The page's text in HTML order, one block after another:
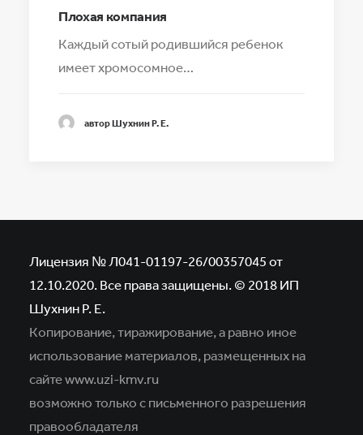
Плохая компания
Каждый сотый родившийся ребенок
имеет хромосомное…
автор Шухнин Р. Е.
Лицензия № Л041-01197-26/00357045 от
12.10.2020. Все права защищены. © 2018 ИП
Шухнин Р. Е.
Копирование, тиражирование, а равно иное
использование материалов,размещенных на
сайте www.uzi-kmv.ru
возможно только с письменного разрешения
правообладателя